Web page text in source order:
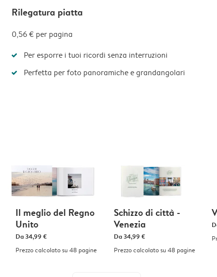
Rilegatura piatta
0,56 € per pagina
Per esporre i tuoi ricordi senza interruzioni
Perfetta per foto panoramiche e grandangolari
Il meglio del Regno
Unito
Da34,99 €
Prezzo calcolato su 48 pagine
Schizzo di città -
Venezia
Da34,99 €
Prezzo calcolato su 48 pagine